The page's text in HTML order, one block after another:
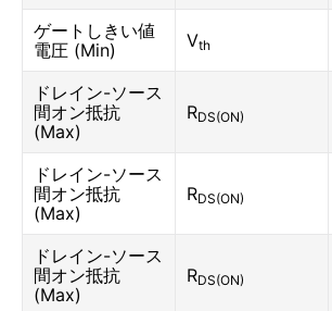
ゲートしきい値
電圧 (Min)
Vth
ドレイン-ソース
間オン抵抗
(Max)
RDS(ON)
ドレイン-ソース
間オン抵抗
(Max)
RDS(ON)
ドレイン-ソース
間オン抵抗
(Max)
RDS(ON)